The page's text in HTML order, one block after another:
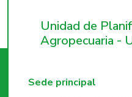
Unidad de
Agropecuaria -
Sede principal